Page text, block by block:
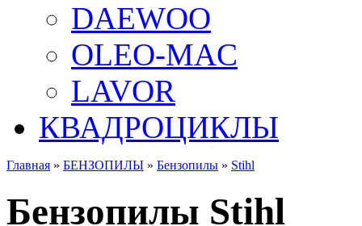
DAEWOO
OLEO-MAC
LAVOR
КВАДРОЦИКЛЫ
Главная » БЕНЗОПИЛЫ » Бензопилы » Stihl
Бензопилы Stihl